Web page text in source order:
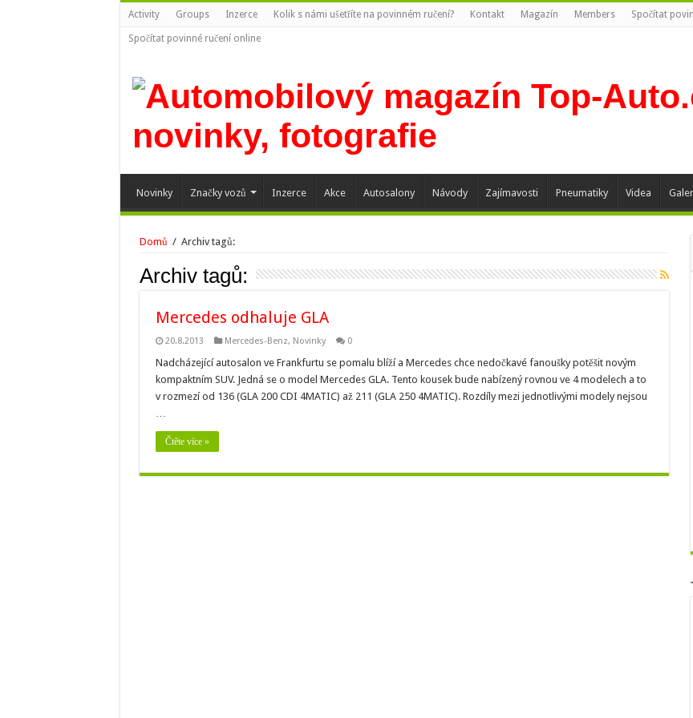
Activity Groups Inzerce Kolik s námi ušetříte na povinném ručení? Kontakt Magazín Members Spočítat
Spočítat povinné ručení online
Novinky Značky vozů Inzerce Akce Autosalony Návody Zajímavosti Pneumatiky Videa
Domů / Archiv tagů:
Archiv tagů:
Mercedes odhaluje GLA
20.8.2013 Mercedes-Benz, Novinky 0
Nadcházející autosalon ve Frankfurtu se pomalu blíží a Mercedes chce nedočkavé fanoušky potěšit novým
kompaktním SUV. Jedná se o model Mercedes GLA. Tento kousek bude nabízený rovnou ve 4 modelech a to
v rozmezí od 136 (GLA 200 CDI 4MATIC) až 211 (GLA 250 4MATIC). Rozdíly mezi jednotlivými modely nejsou
…
Čtěte více »